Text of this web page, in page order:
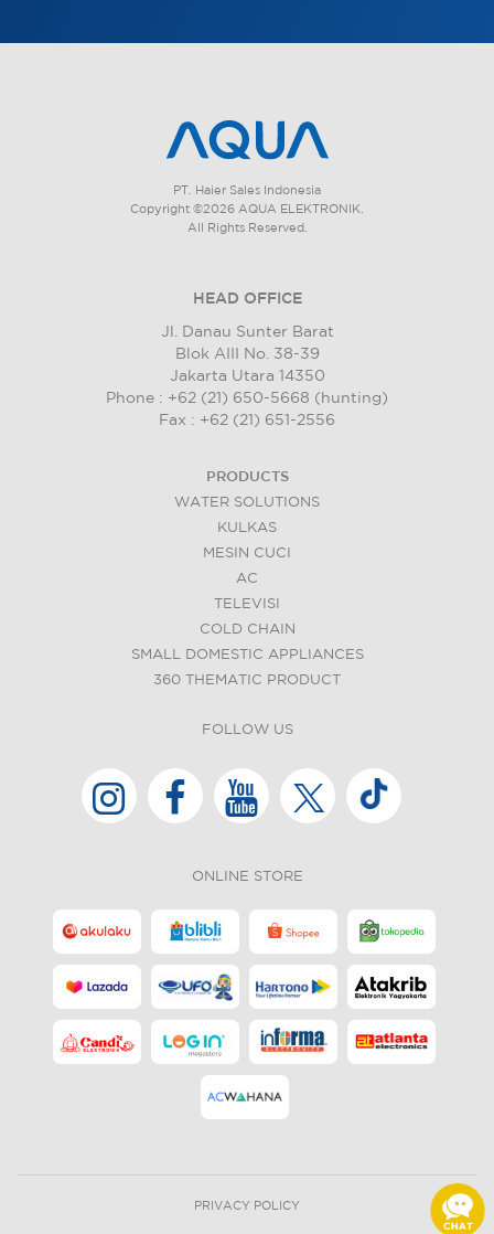
PT. Haier Sales Indonesia
Copyright ©2026 AQUA ELEKTRONIK.
All Rights Reserved.
HEAD OFFICE
Jl. Danau Sunter Barat
Blok AIII No. 38-39
Jakarta Utara 14350
Phone : +62 (21) 650-5668 (hunting)
Fax : +62 (21) 651-2556
PRODUCTS
WATER SOLUTIONS
KULKAS
MESIN CUCI
AC
TELEVISI
COLD CHAIN
SMALL DOMESTIC APPLIANCES
360 THEMATIC PRODUCT
FOLLOW US
ONLINE STORE
PRIVACY POLICY